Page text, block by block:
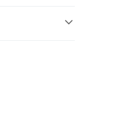
てから、SMSま